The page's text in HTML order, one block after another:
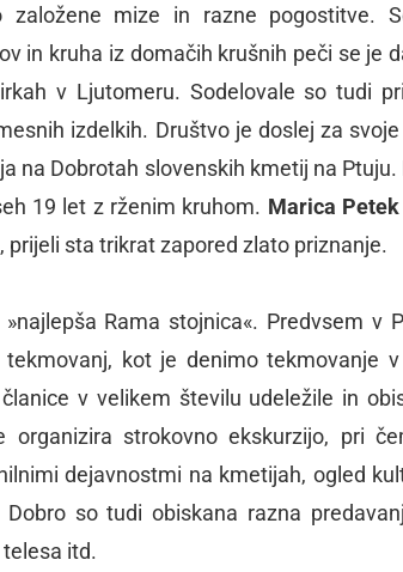
mize in razne pogostitve.
in kruha iz domačih krušnih peči se je
v Ljutomeru. Sodelovale so tudi
izdelkih. Društvo je doslej za
na Dobrotah slovenskih kmetij na
19 let z rženim kruhom. Marica Petek
sta trikrat zapored zlato priznanje.
Rama stojnica«. Predvsem v
kot je denimo tekmovanje
v velikem številu udeležile in
strokovno ekskurzijo, pri
dejavnostmi na kmetijah, ogled
so tudi obiskana razna
itd.